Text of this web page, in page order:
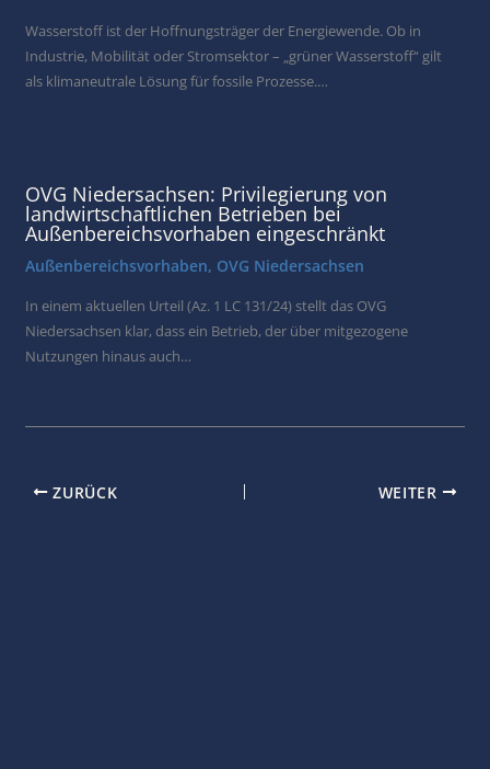
Wasserstoff ist der Hoffnungsträger der Energiewende. Ob in
Industrie, Mobilität oder Stromsektor – „grüner Wasserstoff“ gilt
als klimaneutrale Lösung für fossile Prozesse.…
OVG Niedersachsen: Privilegierung von
landwirtschaftlichen Betrieben bei
Außenbereichsvorhaben eingeschränkt
Außenbereichsvorhaben, OVG Niedersachsen
In einem aktuellen Urteil (Az. 1 LC 131/24) stellt das OVG
Niedersachsen klar, dass ein Betrieb, der über mitgezogene
Nutzungen hinaus auch…
ZURÜCK WEITER